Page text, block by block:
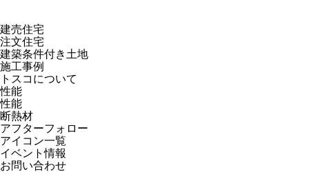
建売住宅
注文住宅
建築条件付き土地
施工事例
トスコについて
性能
性能
断熱材
アフターフォロー
アイコン一覧
イベント情報
お問い合わせ